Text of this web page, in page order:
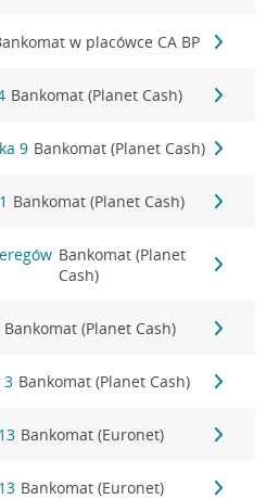
w placówce CA BP
Bankomat (Planet Cash)
9 Bankomat (Planet Cash)
Bankomat (Planet Cash)
Bankomat (Planet
Cash)
Bankomat (Planet Cash)
3 Bankomat (Planet Cash)
Bankomat (Euronet)
Bankomat (Euronet)